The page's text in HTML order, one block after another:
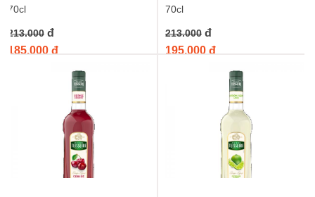
70cl
213.000 đ
185.000 đ
70cl
213.000 đ
195.000 đ